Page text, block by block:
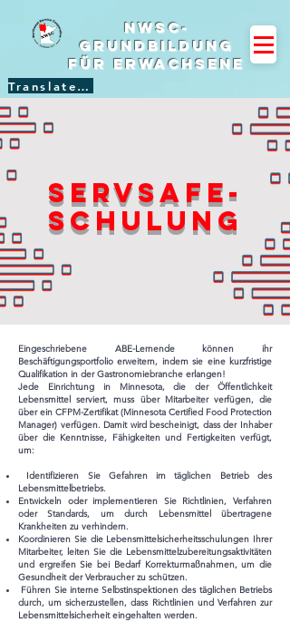
Translate Site
NWSC-
Grundbildung
für Erwachsene
ServSafe-
Schulung
Eingeschriebene ABE-Lernende können ihr
Beschäftigungsportfolio erweitern, indem sie eine kurzfristige
Qualifikation in der Gastronomiebranche erlangen!
Jede Einrichtung in Minnesota, die der Öffentlichkeit
Lebensmittel serviert, muss über Mitarbeiter verfügen, die
über ein CFPM-Zertifikat (Minnesota Certified Food Protection
Manager) verfügen. Damit wird bescheinigt, dass der Inhaber
über die Kenntnisse, Fähigkeiten und Fertigkeiten verfügt,
um:
Identifizieren Sie Gefahren im täglichen Betrieb des
Lebensmittelbetriebs.
Entwickeln oder implementieren Sie Richtlinien, Verfahren
oder Standards, um durch Lebensmittel übertragene
Krankheiten zu verhindern.
Koordinieren Sie die Lebensmittelsicherheitsschulungen Ihrer
Mitarbeiter, leiten Sie die Lebensmittelzubereitungsaktivitäten
und ergreifen Sie bei Bedarf Korrekturmaßnahmen, um die
Gesundheit der Verbraucher zu schützen.
Führen Sie interne Selbstinspektionen des täglichen Betriebs
durch, um sicherzustellen, dass Richtlinien und Verfahren zur
Lebensmittelsicherheit eingehalten werden.